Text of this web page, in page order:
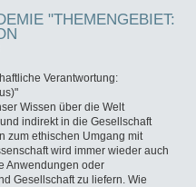
"THEMENGEBIET:
Verantwortung:
Wissen über die Welt
indirekt in die Gesellschaft
zum ethischen Umgang mit
wird immer wieder auch
Anwendungen oder
Gesellschaft zu liefern. Wie